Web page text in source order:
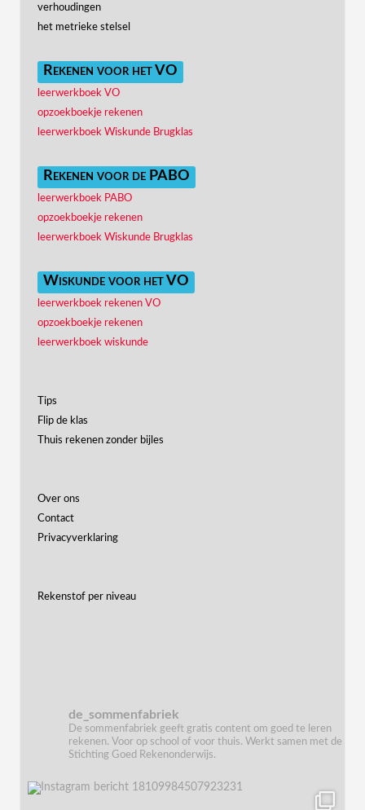
verhoudingen
het metrieke stelsel
Rekenen voor het VO
leerwerkboek VO
opzoekboekje rekenen
leerwerkboek Wiskunde Brugklas
Rekenen voor de PABO
leerwerkboek PABO
opzoekboekje rekenen
leerwerkboek Wiskunde Brugklas
Wiskunde voor het VO
leerwerkboek rekenen VO
opzoekboekje rekenen
leerwerkboek wiskunde
Tips
Flip de klas
Thuis rekenen zonder bijles
Over ons
Contact
Privacyverklaring
Rekenstof per niveau
de_sommenfabriek
De sommenfabriek geeft gratis content om goed te leren
rekenen. Voor op school of voor thuis. Werkt samen met de
Stichting Goed Rekenonderwijs.